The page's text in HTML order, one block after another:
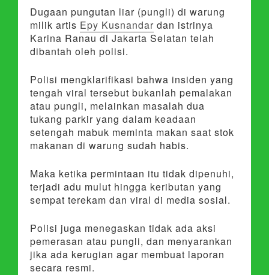
Dugaan pungutan liar (pungli) di warung
milik artis Epy Kusnandar dan istrinya
Karina Ranau di Jakarta Selatan telah
dibantah oleh polisi.
Polisi mengklarifikasi bahwa insiden yang
tengah viral tersebut bukanlah pemalakan
atau pungli, melainkan masalah dua
tukang parkir yang dalam keadaan
setengah mabuk meminta makan saat stok
makanan di warung sudah habis.
Maka ketika permintaan itu tidak dipenuhi,
terjadi adu mulut hingga keributan yang
sempat terekam dan viral di media sosial.
Polisi juga menegaskan tidak ada aksi
pemerasan atau pungli, dan menyarankan
jika ada kerugian agar membuat laporan
secara resmi.